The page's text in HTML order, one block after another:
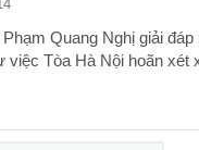
Quang Nghị giải
việc Tòa Hà Nội hoãn xét